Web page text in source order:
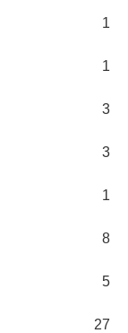
1
1
3
3
1
8
5
27